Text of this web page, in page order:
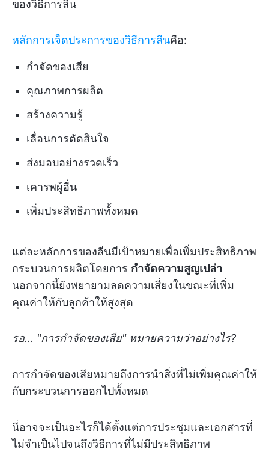
ของวิธีการลีน
หลักการเจ็ดประการของวิธีการลีนคือ:
กำจัดของเสีย
คุณภาพการผลิต
สร้างความรู้
เลื่อนการตัดสินใจ
ส่งมอบอย่างรวดเร็ว
เคารพผู้อื่น
เพิ่มประสิทธิภาพทั้งหมด
แต่ละหลักการของลีนมีเป้าหมายเพื่อเพิ่มประสิทธิภาพ
กระบวนการผลิตโดยการ กำจัดความสูญเปล่า
นอกจากนี้ยังพยายามลดความเสี่ยงในขณะที่เพิ่ม
คุณค่าให้กับลูกค้าให้สูงสุด
รอ... "การกำจัดของเสีย" หมายความว่าอย่างไร?
การกำจัดของเสียหมายถึงการนำสิ่งที่ไม่เพิ่มคุณค่าให้
กับกระบวนการออกไปทั้งหมด
นี่อาจจะเป็นอะไรก็ได้ตั้งแต่การประชุมและเอกสารที่
ไม่จำเป็นไปจนถึงวิธีการที่ไม่มีประสิทธิภาพ